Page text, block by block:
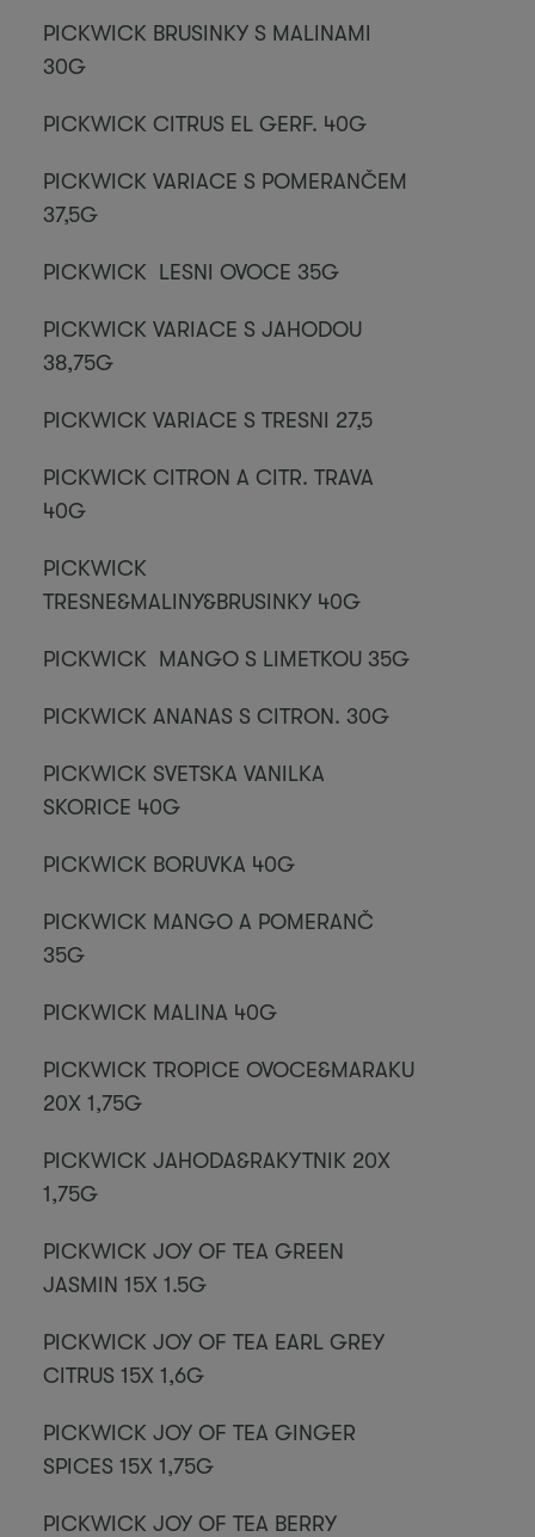
PICKWICK BRUSINKY S MALINAMI
30G
PICKWICK CITRUS EL GERF. 40G
PICKWICK VARIACE S POMERANČEM
37,5G
PICKWICK LESNI OVOCE 35G
PICKWICK VARIACE S JAHODOU
38,75G
PICKWICK VARIACE S TRESNI 27,5
PICKWICK CITRON A CITR. TRAVA
40G
PICKWICK
TRESNE&MALINY&BRUSINKY 40G
PICKWICK MANGO S LIMETKOU 35G
PICKWICK ANANAS S CITRON. 30G
PICKWICK SVETSKA VANILKA
SKORICE 40G
PICKWICK BORUVKA 40G
PICKWICK MANGO A POMERANČ
35G
PICKWICK MALINA 40G
PICKWICK TROPICE OVOCE&MARAKU
20X 1,75G
PICKWICK JAHODA&RAKYTNIK 20X
1,75G
PICKWICK JOY OF TEA GREEN
JASMIN 15X 1.5G
PICKWICK JOY OF TEA EARL GREY
CITRUS 15X 1,6G
PICKWICK JOY OF TEA GINGER
SPICES 15X 1,75G
PICKWICK JOY OF TEA BERRY